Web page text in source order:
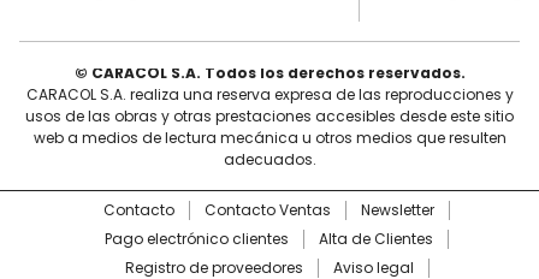
© CARACOL S.A. Todos los derechos reservados.
CARACOL S.A. realiza una reserva expresa de las reproducciones y
usos de las obras y otras prestaciones accesibles desde este sitio
web a medios de lectura mecánica u otros medios que resulten
adecuados.
Contacto Contacto Ventas
Newsletter
Pago electrónico clientes
Alta de Clientes
Registro de proveedores
Aviso legal